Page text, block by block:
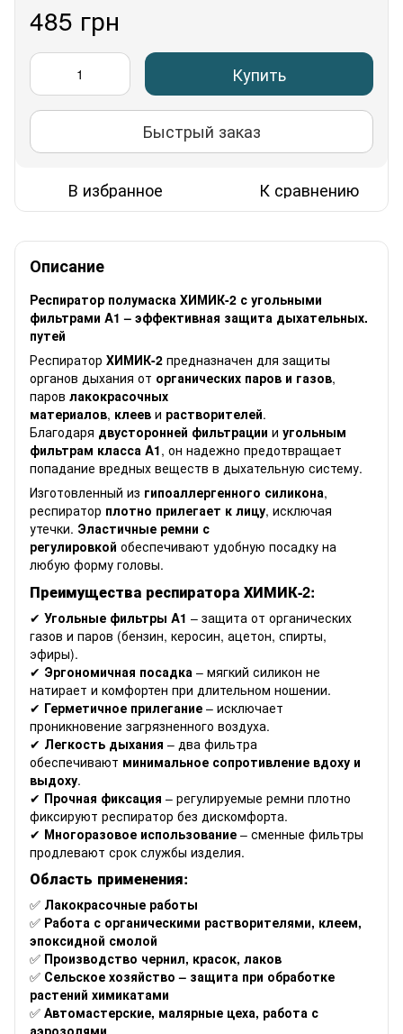
485 грн
Купить
Быстрый заказ
В избранное К сравнению
Описание
Респиратор полумаска ХИМИК-2 с угольными
фильтрами A1 – эффективная защита дыхательных.
путей
Респиратор ХИМИК-2 предназначен для защиты
органов дыхания от органических паров и газов,
паров лакокрасочных
материалов, клеев и растворителей.
Благодаря двусторонней фильтрации и угольным
фильтрам класса A1, он надежно предотвращает
попадание вредных веществ в дыхательную систему.
Изготовленный из гипоаллергенного силикона,
респиратор плотно прилегает к лицу, исключая
утечки. Эластичные ремни с
регулировкой обеспечивают удобную посадку на
любую форму головы.
Преимущества респиратора ХИМИК-2:
✔ Угольные фильтры A1 – защита от органических
газов и паров (бензин, керосин, ацетон, спирты,
эфиры).
✔ Эргономичная посадка – мягкий силикон не
натирает и комфортен при длительном ношении.
✔ Герметичное прилегание – исключает
проникновение загрязненного воздуха.
✔ Легкость дыхания – два фильтра
обеспечивают минимальное сопротивление вдоху и
выдоху.
✔ Прочная фиксация – регулируемые ремни плотно
фиксируют респиратор без дискомфорта.
✔ Многоразовое использование – сменные фильтры
продлевают срок службы изделия.
Область применения:
✅ Лакокрасочные работы
✅ Работа с органическими растворителями, клеем,
эпоксидной смолой
✅ Производство чернил, красок, лаков
✅ Сельское хозяйство – защита при обработке
растений химикатами
✅ Автомастерские, малярные цеха, работа с